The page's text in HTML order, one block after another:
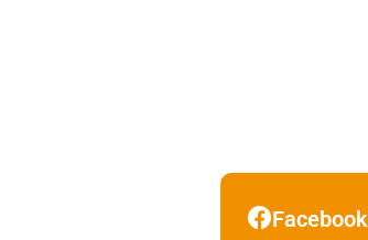
Facebook